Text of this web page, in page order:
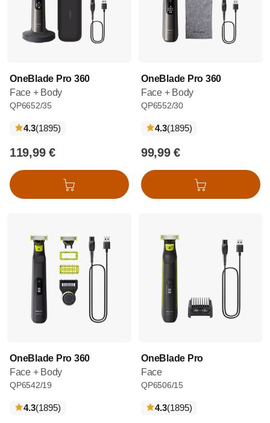
OneBlade Pro 360
Face + Body
QP6652/35
4.3(1895recensioni
)
119,99 €
Aggiungi al carrello
OneBlade Pro 360
Face + Body
QP6552/30
4.3(1895recensioni
)
99,99 €
Aggiungi al carrello
OneBlade Pro 360
Face + Body
QP6542/19
4.3(1895recensioni
)
OneBlade Pro
Face
QP6506/15
4.3(1895recensioni
)